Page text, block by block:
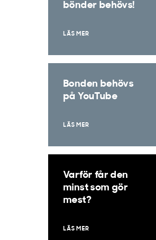
bönder behövs!
LÄS MER
Bonden behövs
på YouTube
LÄS MER
Varför får den
minst som gör
mest?
LÄS MER